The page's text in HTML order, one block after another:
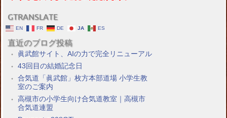
GTRANSLATE
EN FR DE JA ES
直近のブログ投稿
眞武館サイト、AIの力で完全リニューアル
43回目の結婚記念日
合気道「眞武館」枚方本部道場 小学生教
室のご案内
高槻市の小学生向け合気道教室｜高槻市
合気道連盟